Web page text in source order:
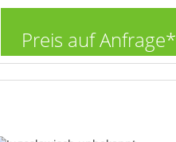
Preis auf Anfrage*